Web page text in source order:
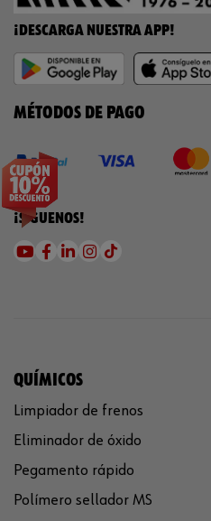
¡DESCARGA NUESTRA APP!
MÉTODOS DE PAGO
¡SÍGUENOS!
QUÍMICOS
Limpiador de frenos
Eliminador de óxido
Pegamento rápido
Polímero sellador MS